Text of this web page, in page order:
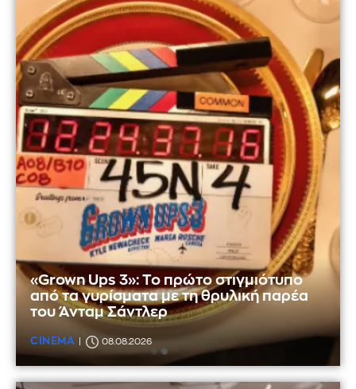
«Grown Ups 3»: Το πρώτο στιγμιότυπο
από τα γυρίσματα με τη θρυλική παρέα
του Άνταμ Σάντλερ
CINEMA 08.08.2026